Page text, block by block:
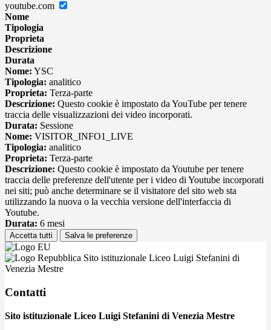
youtube.com
Nome
Tipologia
Proprieta
Descrizione
Durata
Nome: YSC
Tipologia: analitico
Proprieta: Terza-parte
Descrizione: Questo cookie è impostato da YouTube per tenere
traccia delle visualizzazioni dei video incorporati.
Durata: Sessione
Nome: VISITOR_INFO1_LIVE
Tipologia: analitico
Proprieta: Terza-parte
Descrizione: Questo cookie è impostato da Youtube per tenere
traccia delle preferenze dell'utente per i video di Youtube incorporati
nei siti; può anche determinare se il visitatore del sito web sta
utilizzando la nuova o la vecchia versione dell'interfaccia di
Youtube.
Durata: 6 mesi
Accetta tutti Salva le preferenze
Sito istituzionale Liceo Luigi Stefanini di
Venezia Mestre
Contatti
Sito istituzionale Liceo Luigi Stefanini di Venezia Mestre